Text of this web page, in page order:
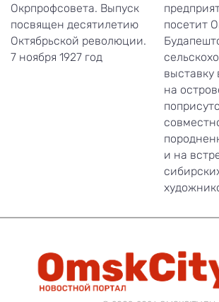
Окрпрофсовета. Выпуск
посвящен десятилетию
Октябрьской революции.
7 ноября 1927 год
посетит
выставку
на
и на